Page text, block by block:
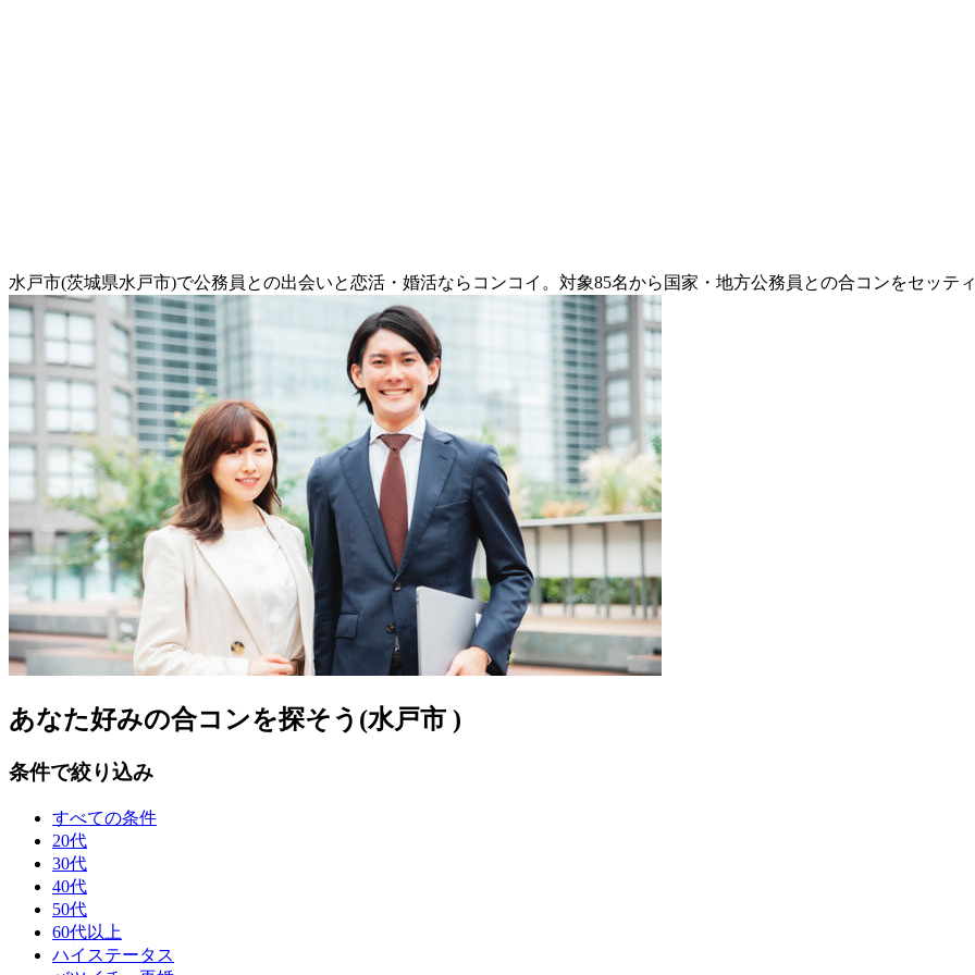
水戸市(茨城県水戸市)で公務員との出会いと恋活・婚活ならコンコイ。対象85名から国家・地方公務員との合コンをセッティ
あなた好みの合コンを探そう(水戸市 )
条件で絞り込み
すべての条件
20代
30代
40代
50代
60代以上
ハイステータス